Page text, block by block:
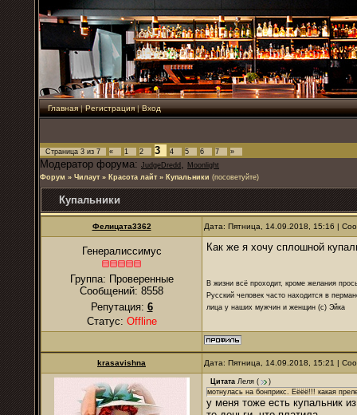
Главная|Регистрация|Вход
Страница 3 из 7 « 1 2 3 4 5 6 7 »
Модератор форума: JudgeDredd , Moonlight
Форум » Чилаут » Красота лайт » Купальники (посоветуйте)
Купальники
Фелицата3362 Дата: Пятница, 14.09.2018, 15:16 |
Генералиссимус
Группа: Проверенные
Сообщений: 8558
Репутация: 6
Статус: Offline
Как же я хочу сплошной
В жизни всё проходит, кроме желания
Русский человек часто находится в
лица у наших мужчин и женщин (с) Эйка
krasavishna Дата: Пятница, 14.09.2018, 15:21 |
Цитата Леля (
)
мотнулась на бонприкс. Ёёёё!!! какая
у меня тоже есть купальник